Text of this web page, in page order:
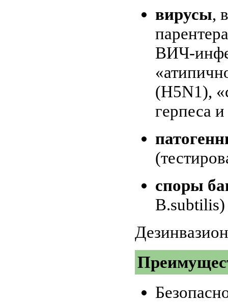
вирусы,
ВИЧ-
(H5N1),
герпеса
споры
B.subtilis)